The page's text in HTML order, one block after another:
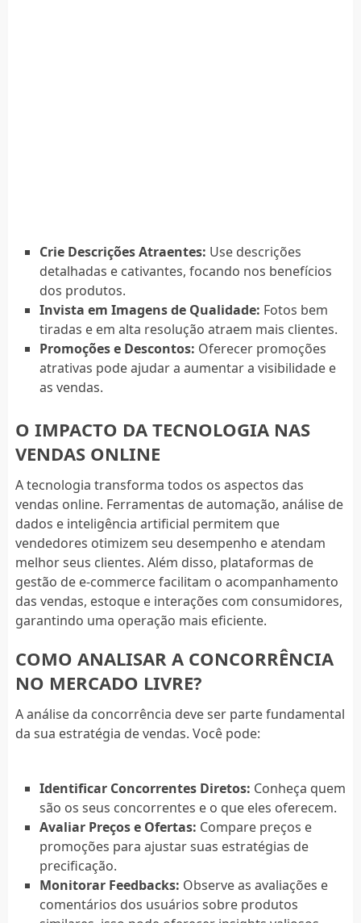
Crie Descrições Atraentes: Use descrições
detalhadas e cativantes, focando nos benefícios
dos produtos.
Invista em Imagens de Qualidade: Fotos bem
tiradas e em alta resolução atraem mais clientes.
Promoções e Descontos: Oferecer promoções
atrativas pode ajudar a aumentar a visibilidade e
as vendas.
O IMPACTO DA TECNOLOGIA NAS
VENDAS ONLINE
A tecnologia transforma todos os aspectos das
vendas online. Ferramentas de automação, análise de
dados e inteligência artificial permitem que
vendedores otimizem seu desempenho e atendam
melhor seus clientes. Além disso, plataformas de
gestão de e-commerce facilitam o acompanhamento
das vendas, estoque e interações com consumidores,
garantindo uma operação mais eficiente.
COMO ANALISAR A CONCORRÊNCIA
NO MERCADO LIVRE?
A análise da concorrência deve ser parte fundamental
da sua estratégia de vendas. Você pode:
Identificar Concorrentes Diretos: Conheça quem
são os seus concorrentes e o que eles oferecem.
Avaliar Preços e Ofertas: Compare preços e
promoções para ajustar suas estratégias de
precificação.
Monitorar Feedbacks: Observe as avaliações e
comentários dos usuários sobre produtos